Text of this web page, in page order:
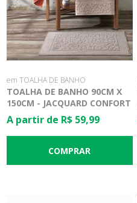
em TOALHA DE BANHO
TOALHA DE BANHO 90CM X
150CM - JACQUARD CONFORT
FJ-6509 - DOHLER
A partir de R$ 59,99